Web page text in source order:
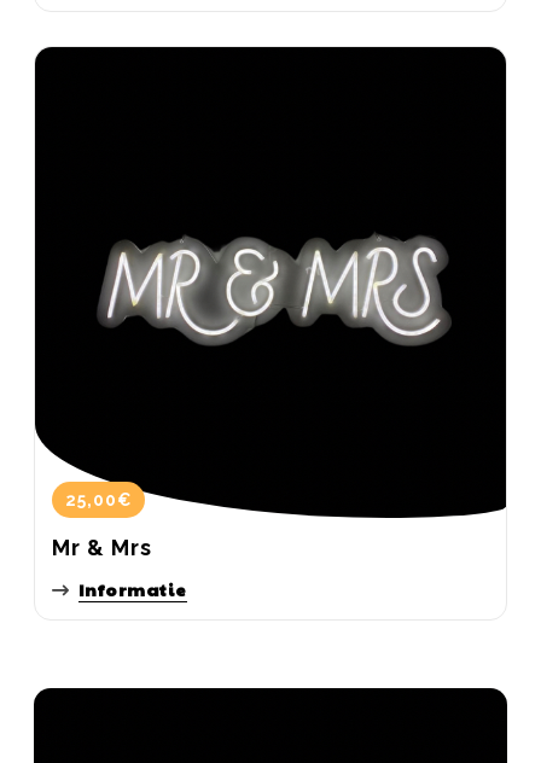
25,00€
Mr & Mrs
Informatie